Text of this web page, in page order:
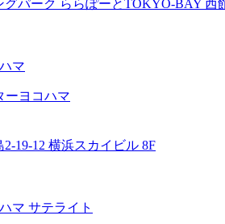
グパーク ららぽーとTOKYO-BAY 西
マ
19-12 横浜スカイビル 8F
マ サテライト